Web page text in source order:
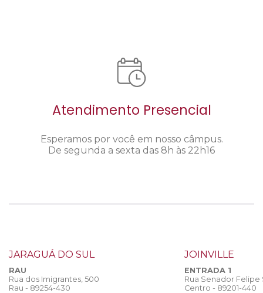
Atendimento Presencial
Esperamos por você em nosso câmpus.
De segunda a sexta das 8h às 22h16
JARAGUÁ DO SUL
RAU
Rua dos Imigrantes, 500
Rau - 89254-430
JOINVILLE
ENTRADA 1
Rua Senador
Centro - 89201-440